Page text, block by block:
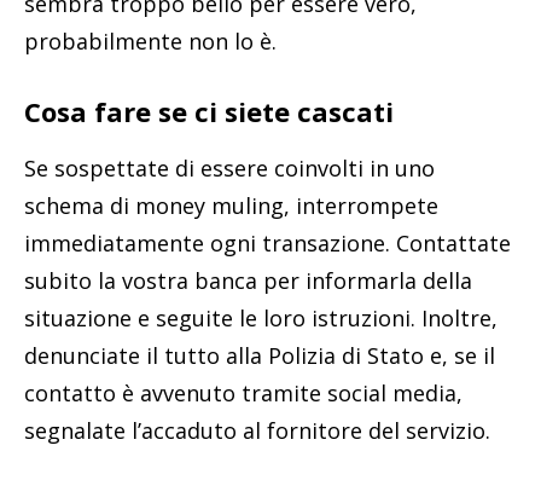
probabilmente non lo è.
Cosa fare se ci siete cascati
Se sospettate di essere coinvolti in uno
schema di money muling, interrompete
immediatamente ogni transazione. Contattate
subito la vostra banca per informarla della
situazione e seguite le loro istruzioni. Inoltre,
denunciate il tutto alla Polizia di Stato e, se il
contatto è avvenuto tramite social media,
segnalate l’accaduto al fornitore del servizio.